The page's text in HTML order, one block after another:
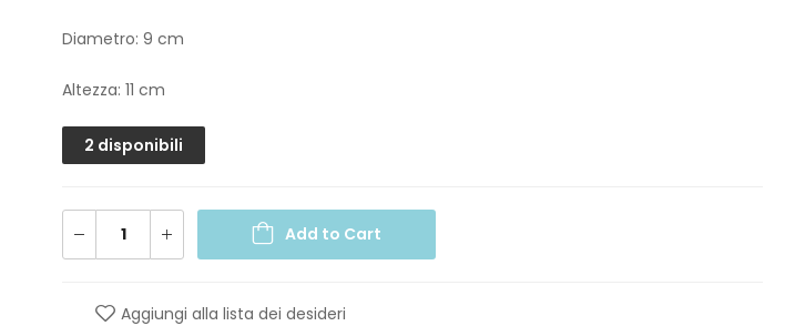
Diametro: 9 cm
Altezza: 11 cm
2 disponibili
Add to Cart
Aggiungi alla lista dei desideri